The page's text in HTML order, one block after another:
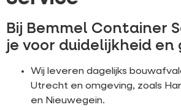
Bij Bemmel Container
je voor duidelijkheid en
Wij leveren dagelijks
Utrecht en omgeving, zoals
en Nieuwegein.